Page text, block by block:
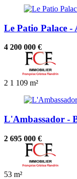
Le Patio Palace -
4 200 000 €
2 1 109 m²
L'Ambassador -
2 695 000 €
53 m²